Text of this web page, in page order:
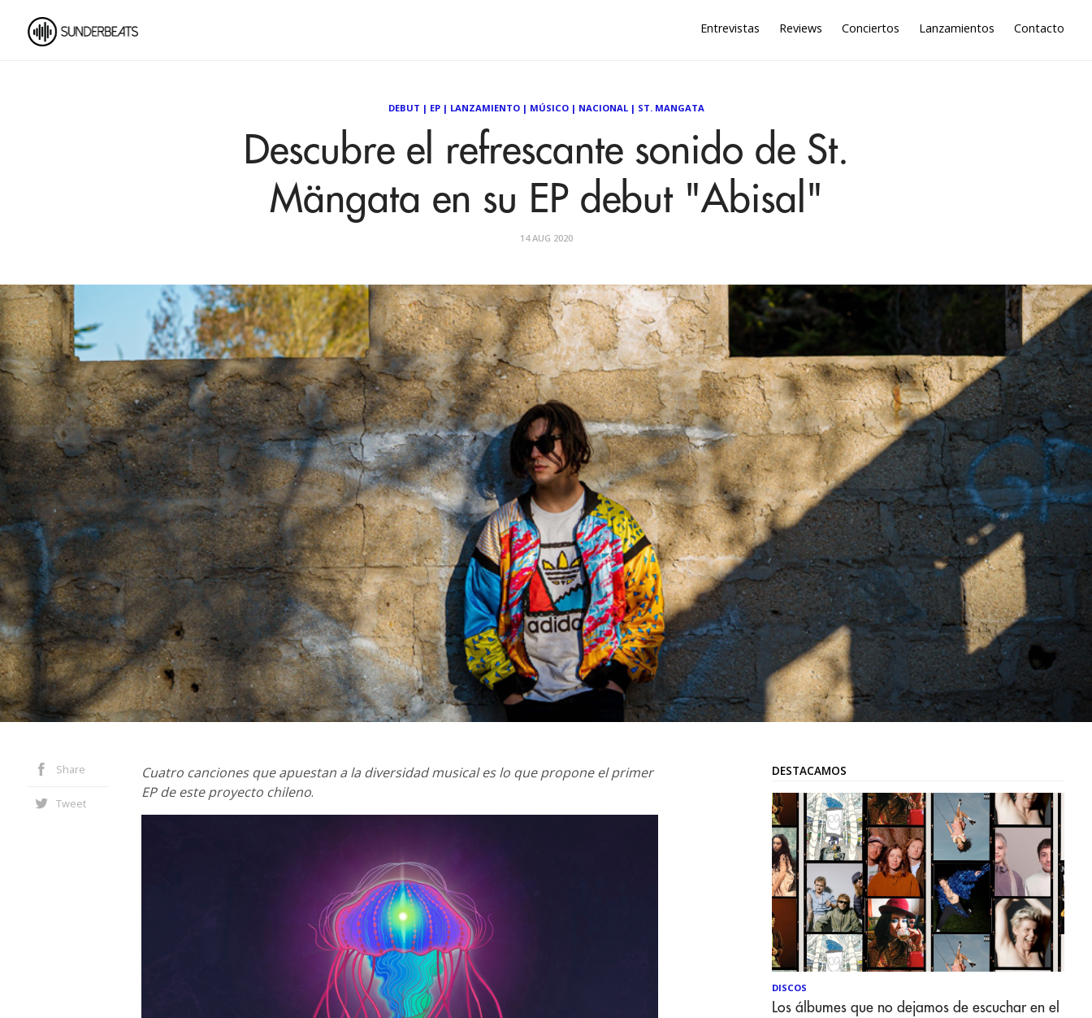
Entrevistas Reviews Conciertos Lanzamientos Contacto
DEBUT | EP| LANZAMIENTO| MÚSICO| NACIONAL| ST. MANGATA
Descubre el refrescante sonido de St.
Mängata en su EP debut "Abisal"
14 AUG 2020
Share
Tweet
Cuatro canciones que apuestan a la diversidad musical es lo que propone el primer
EP de este proyecto chileno.
DESTACAMOS
DISCOS
Los álbumes que no dejamos de escuchar en el